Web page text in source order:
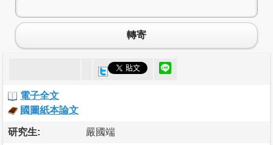
轉寄
電子全文
國圖紙本論文
研究生: 嚴國端